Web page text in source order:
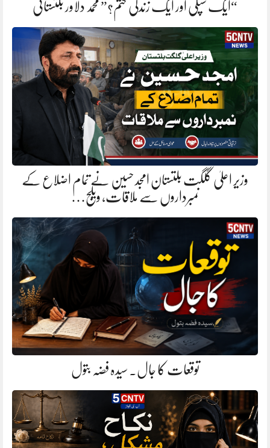
“ایک سپلی اور ایک زندگی ختم؟” محمد دلاور بلتستانی
وزیر اعلیٰ گلگت بلتستان امجد حسین نے تمام اضلاع کے
نمبرداروں سے ملاقات، ویلج…
توقعات کا جال. سیدہ فضہ بتول